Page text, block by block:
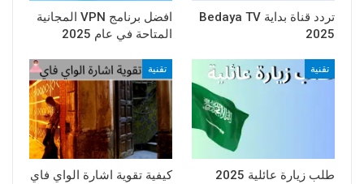
تردد قناة بداية Bedaya TV
2025
افضل برنامج VPN المجانية
المتاحة في عام 2025
تقنية
طلب زيارة عائلية 2025
تقنية
كيفية تقوية اشارة الواي فاي